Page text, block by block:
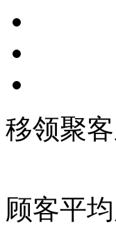
移领聚
顾客平